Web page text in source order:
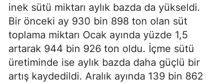
inek sütü miktarı aylık bazda da yükseldi.
Bir önceki ay 930 bin 898 ton olan süt
toplama miktarı Ocak ayında yüzde 1,5
artarak 944 bin 926 ton oldu. İçme sütü
üretiminde ise aylık bazda daha güçlü bir
artış kaydedildi. Aralık ayında 139 bin 862